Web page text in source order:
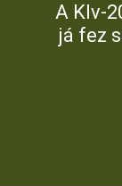
A Klv-
já fez